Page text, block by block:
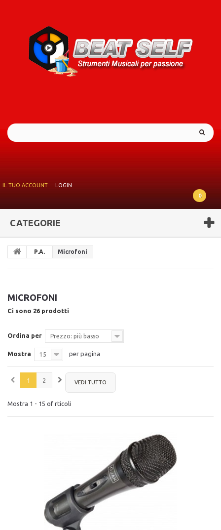
IL TUO ACCOUNT
LOGIN
0
CATEGORIE
P.A. Microfoni
MICROFONI
Ci sono 26 prodotti
Ordina per Prezzo: più basso
Mostra 15 per pagina
VEDI TUTTO
1 2
Mostra 1 - 15 of rticoli